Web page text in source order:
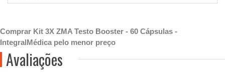
Comprar Kit 3X ZMA Testo Booster - 60 Cápsulas -
IntegralMédica pelo menor preço
Avaliações